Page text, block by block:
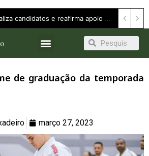
de graduação da temporada
março 27, 2023